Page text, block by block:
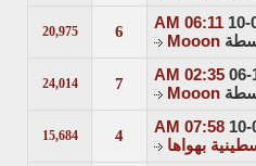
10-
06:11 AM
Mooon
6
20,975
06-
02:35 AM
Mooon
7
24,014
10-
07:58 AM
بهواها
4
15,684